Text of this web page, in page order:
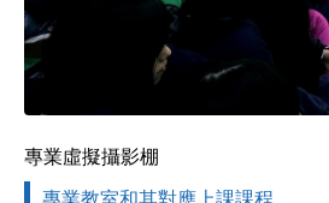
專業虛擬攝影棚
專業教室和其對應上課課程